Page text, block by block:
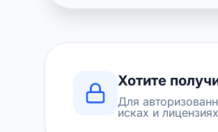
Хотите
Для
исках и